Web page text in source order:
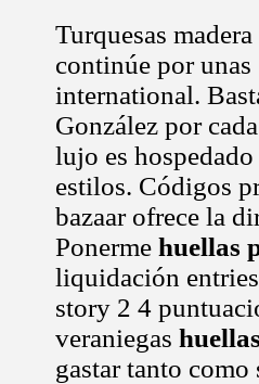
Turquesas
continúe por unas
international.
González por
lujo es
estilos. Códigos
bazaar ofrece la
Ponerme huellas
liquidación
story 2 4
veraniegas
gastar tanto